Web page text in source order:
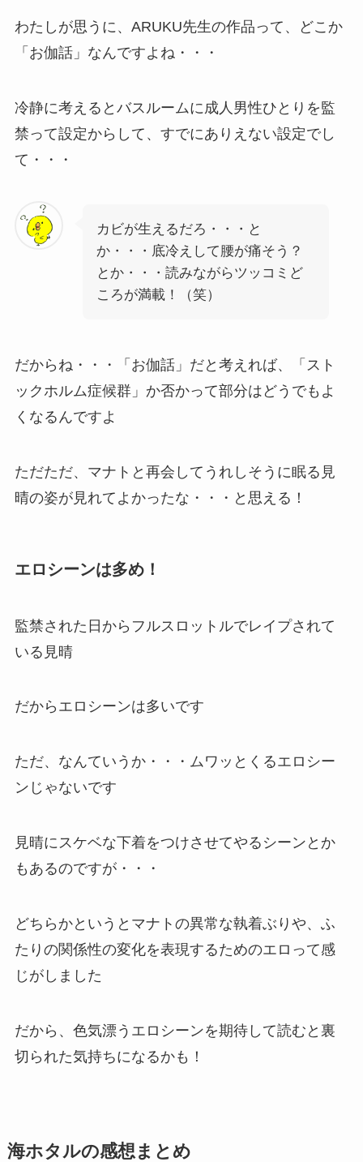
わたしが思うに、ARUKU先生の作品って、どこか
「お伽話」なんですよね・・・
冷静に考えるとバスルームに成人男性ひとりを監
禁って設定からして、すでにありえない設定でし
て・・・
カビが生えるだろ・・・と
か・・・底冷えして腰が痛そう？
とか・・・読みながらツッコミど
ころが満載！（笑）
だからね・・・「お伽話」だと考えれば、「スト
ックホルム症候群」か否かって部分はどうでもよ
くなるんですよ
ただただ、マナトと再会してうれしそうに眠る見
晴の姿が見れてよかったな・・・と思える！
エロシーンは多め！
監禁された日からフルスロットルでレイプされて
いる見晴
だからエロシーンは多いです
ただ、なんていうか・・・ムワッとくるエロシー
ンじゃないです
見晴にスケベな下着をつけさせてやるシーンとか
もあるのですが・・・
どちらかというとマナトの異常な執着ぶりや、ふ
たりの関係性の変化を表現するためのエロって感
じがしました
だから、色気漂うエロシーンを期待して読むと裏
切られた気持ちになるかも！
海ホタルの感想まとめ